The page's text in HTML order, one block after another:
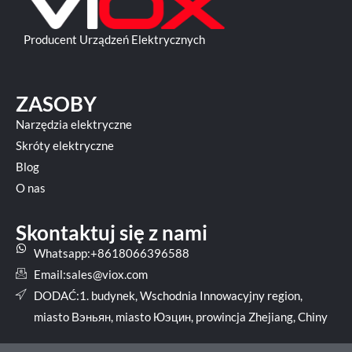
Producent Urządzeń Elektrycznych
ZASOBY
Narzędzia elektryczne
Skróty elektryczne
Blog
O nas
Skontaktuj się z nami
Whatsapp:+8618066396588
Email:sales@viox.com
DODAĆ:1. budynek, Wschodnia Innowacyjny region,
miasto Вэньян, miasto Юэцин, prowincja Zhejiang, Chiny